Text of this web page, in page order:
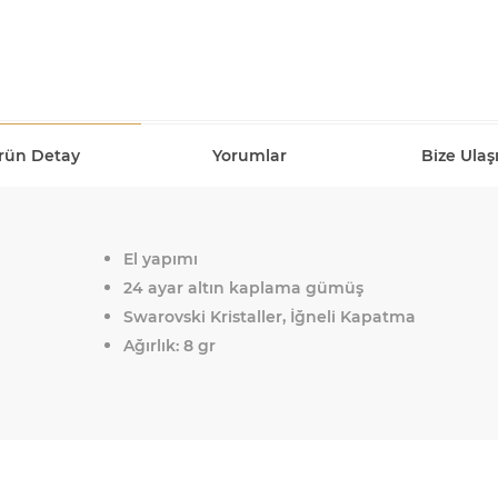
Detay Yorumlar Bize
El yapımı
24 ayar altın kaplama gümüş
Swarovski Kristaller, İğneli Kapatma
Ağırlık: 8 gr